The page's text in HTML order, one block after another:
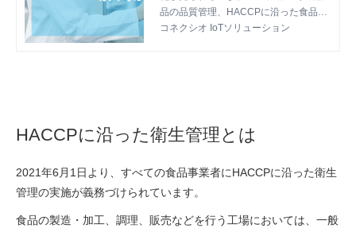
品の品質管理、HACCPに沿った食品の
衛生管理の重要性が高まっています。そ
コネクシオ IoTソリューション
HACCPに沿った衛生管理とは
2021年6月1日より、すべての食品事業者にHACCPに沿った衛生
管理の実施が義務づけられています。
食品の製造・加工、調理、販売などを行う工場においては、一般